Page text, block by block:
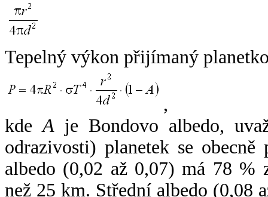
Tepelný výkon přijímaný
,
kdeA je Bondovo albedo,
odrazivosti) planetek se
albedo (0,02 až 0,07) má 78 %
než 25 km. Střední albedo (0,08